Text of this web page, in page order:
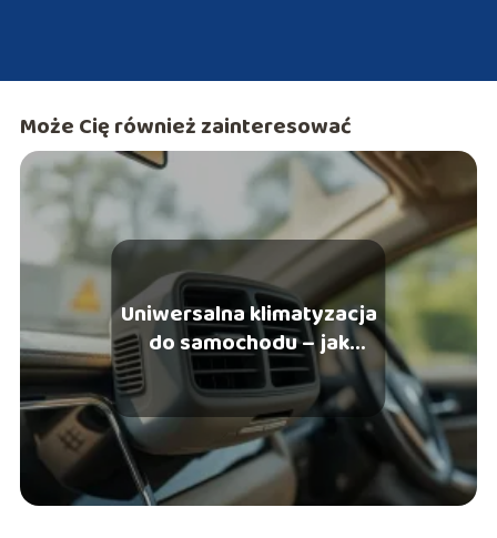
Może Cię również zainteresować
Uniwersalna klimatyzacja
do samochodu – jak
wybrać najlepszą?